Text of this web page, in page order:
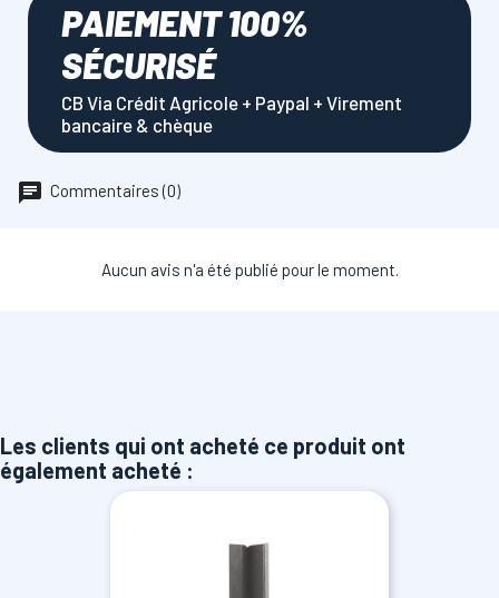
PAIEMENT 100%
SÉCURISÉ
CB Via Crédit Agricole + Paypal + Virement
bancaire & chèque
Commentaires (0)
Aucun avis n'a été publié pour le moment.
Les clients qui ont acheté ce produit ont
également acheté :